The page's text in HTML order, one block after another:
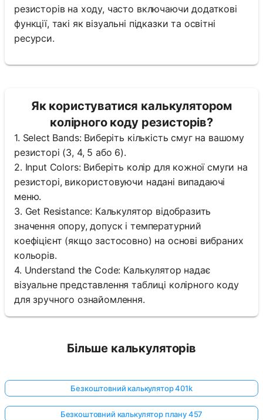
резисторів на ходу, часто включаючи додаткові
функції, такі як візуальні підказки та освітні
ресурси.
Як користуватися калькулятором
колірного коду резисторів?
1. Select Bands: Виберіть кількість смуг на вашому
резисторі (3, 4, 5 або 6).
2. Input Colors: Виберіть колір для кожної смуги на
резисторі, використовуючи надані випадаючі
меню.
3. Get Resistance: Калькулятор відобразить
значення опору, допуск і температурний
коефіцієнт (якщо застосовно) на основі вибраних
кольорів.
4. Understand the Code: Калькулятор надає
візуальне представлення таблиці колірного коду
для зручного ознайомлення.
Більше калькуляторів
Безкоштовний калькулятор 401k
Безкоштовний калькулятор плану 457